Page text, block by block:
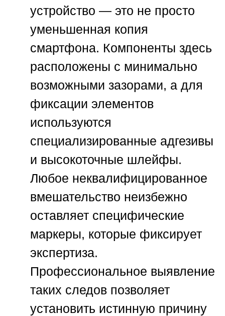
устройство — это не просто
уменьшенная копия
смартфона. Компоненты здесь
расположены с минимально
возможными зазорами, а для
фиксации элементов
используются
специализированные адгезивы
и высокоточные шлейфы.
Любое неквалифицированное
вмешательство неизбежно
оставляет специфические
маркеры, которые фиксирует
экспертиза.
Профессиональное выявление
таких следов позволяет
установить истинную причину